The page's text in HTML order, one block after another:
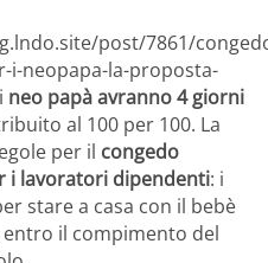
post/7861/
i-neopapa-la-proposta-
neo papà avranno 4 giorni
al 100 per 100. La
per il congedo
i lavoratori dipendenti: i
stare a casa con il bebè
il compimento del